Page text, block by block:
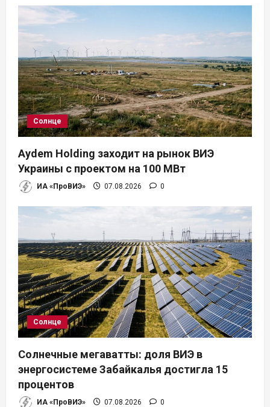
Солнце
Aydem Holding заходит на рынок ВИЭ
Украины с проектом на 100 МВт
ИА «ПроВИЭ» 07.08.2026 0
Солнце
Солнечные мегаватты: доля ВИЭ в
энергосистеме Забайкалья достигла 15
процентов
ИА «ПроВИЭ» 07.08.2026 0